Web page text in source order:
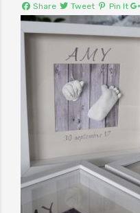
Share Tweet Pin It